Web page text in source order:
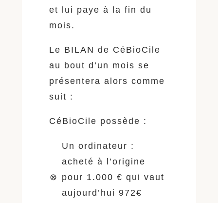
et lui paye à la fin du
mois.
Le BILAN de CéBioCile
au bout d’un mois se
présentera alors comme
suit :
CéBioCile possède :
⊗
Un ordinateur :
acheté à l’origine
pour 1.000 € qui vaut
aujourd’hui 972€